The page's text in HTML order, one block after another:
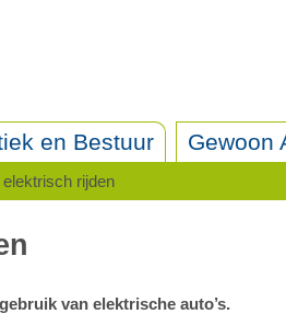
en Bestuur Gewoon
elektrisch rijden
van elektrische auto’s.